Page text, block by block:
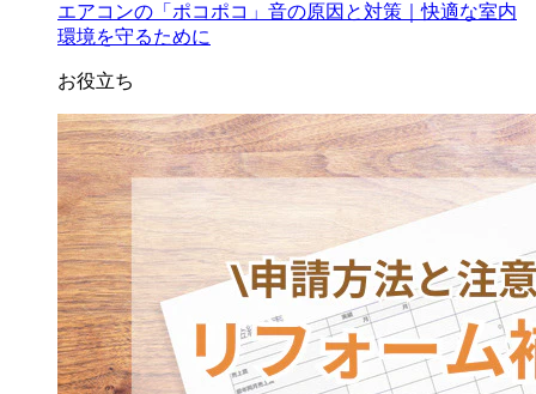
エアコンの「ポコポコ」音の原因と対策｜快適な室内
環境を守るために
お役立ち